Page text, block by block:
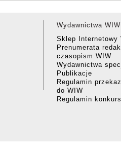
Wydawnictwa WIW
Sklep Internetowy
Prenumerata
czasopism WIW
Wydawnictwa
Publikacje
Regulamin
do WIW
Regulamin